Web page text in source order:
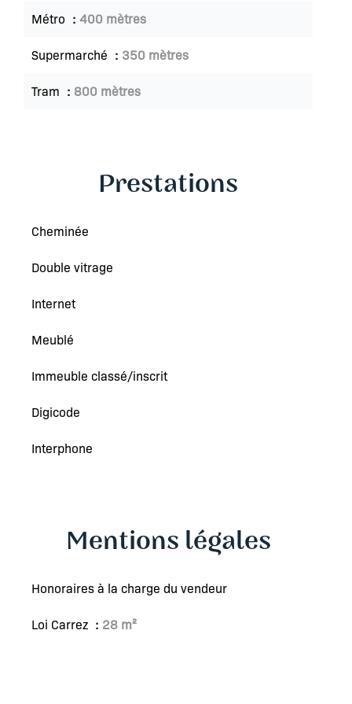
Métro 400 mètres
Supermarché 350 mètres
Tram 800 mètres
Prestations
Cheminée
Double vitrage
Internet
Meublé
Immeuble classé/inscrit
Digicode
Interphone
Mentions légales
Honoraires à la charge du vendeur
Loi Carrez 28 m²